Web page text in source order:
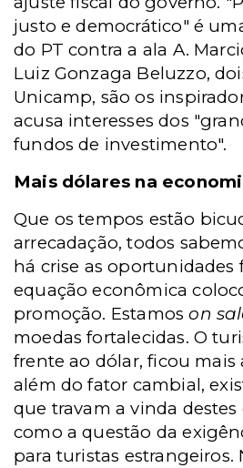
justo e democrático" é
do PT contra a ala A.
Luiz Gonzaga Beluzzo,
Unicamp, são os
acusa interesses dos
fundos de investimento".
Mais dólares na
Que os tempos estão
arrecadação, todos
há crise as oportunidades
equação econômica
promoção. Estamoson
moedas fortalecidas. O
frente ao dólar, ficou mais
além do fator cambial,
que travam a vinda destes
como a questão da
para turistas estrangeiros.